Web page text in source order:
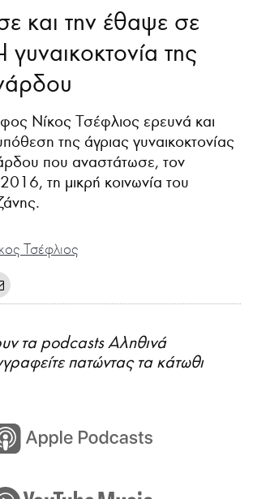
και την έθαψε σε
της
Νίκος Τσέφλιος ερευνά και
της άγριας γυναικοκτονίας
που αναστάτωσε, τον
τη μικρή κοινωνία του
Τσέφλιος
τα podcasts Αληθινά
πατώντας τα κάτωθι